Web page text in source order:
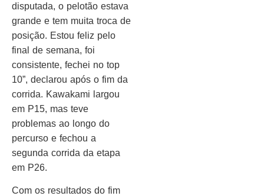
disputada, o pelotão estava
grande e tem muita troca de
posição. Estou feliz pelo
final de semana, foi
consistente, fechei no top
10”, declarou após o fim da
corrida. Kawakami largou
em P15, mas teve
problemas ao longo do
percurso e fechou a
segunda corrida da etapa
em P26.
Com os resultados do fim